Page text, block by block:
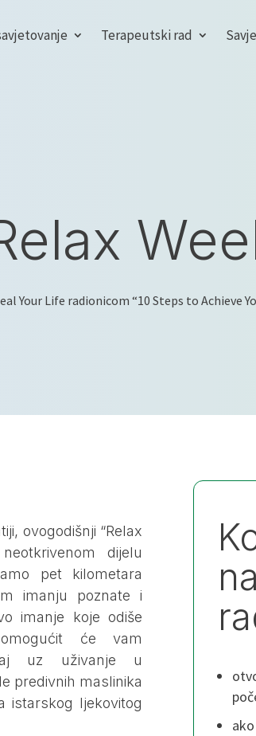
Terapeutski rad
Your Life radionicom “10 Steps to Achieve
ovogodišnji “Relax
dijelu
pet kilometara
imanju poznate i
imanje koje odiše
će vam
uz uživanje u
predivnih maslinika
istarskog ljekovitog